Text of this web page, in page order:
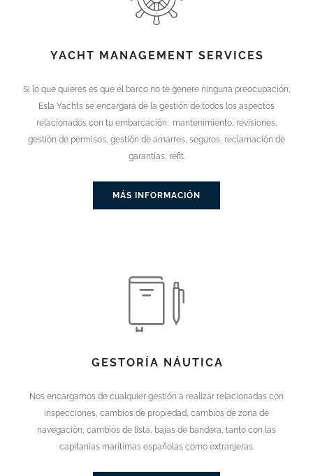
YACHT MANAGEMENT SERVICES
Si lo que quieres es que el barco no te genere ninguna preocupación,
Esla Yachts se encargará de la gestión de todos los aspectos
relacionados con tu embarcación; mantenimiento, revisiones,
gestión de permisos, gestión de amarres, seguros, reclamación de
garantías, refit.
MÁS INFORMACIÓN
GESTORÍA NÁUTICA
Nos encargamos de cualquier gestión a realizar relacionadas con
inspecciones, cambios de propiedad, cambios de zona de
navegación, cambios de lista, bajas de bandera, tanto con las
capitanías marítimas españolas como extranjeras.